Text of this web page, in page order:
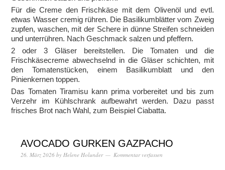
Für die Creme den Frischkäse mit dem Olivenöl und evtl.
etwas Wasser cremig rühren. Die Basilikumblätter vom Zweig
zupfen, waschen, mit der Schere in dünne Streifen schneiden
und unterrühren. Nach Geschmack salzen und pfeffern.
2 oder 3 Gläser bereitstellen. Die Tomaten und die
Frischkäsecreme abwechselnd in die Gläser schichten, mit
den Tomatenstücken, einem Basilikumblatt und den
Pinienkernen toppen.
Das Tomaten Tiramisu kann prima vorbereitet und bis zum
Verzehr im Kühlschrank aufbewahrt werden. Dazu passt
frisches Brot nach Wahl, zum Beispiel Ciabatta.
AVOCADO GURKEN GAZPACHO
26. März 2026 by Helene Holunder Kommentar verfassen